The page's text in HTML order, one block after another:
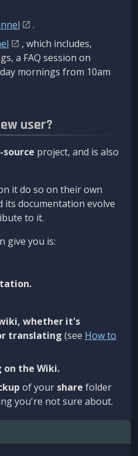
.
, which includes,
a FAQ session on
mornings from 10am
user?
source project, and is also
it do so on their own
its documentation evolve
to it.
give you is:
whether it's
translating (see How to
on the Wiki.
of your share folder
you're not sure about.